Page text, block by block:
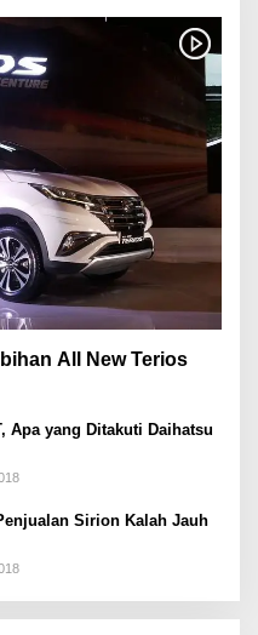
All New Terios
Apa yang Ditakuti Daihatsu
Sirion Kalah Jauh